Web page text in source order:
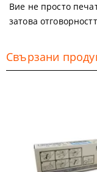
Вие не просто
затова
Свързани